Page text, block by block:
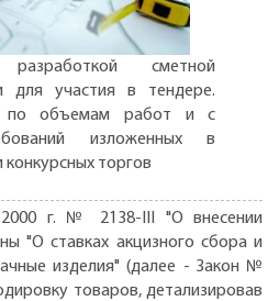
разработкой сметной
для участия в тендере.
по объемам работ и с
изложенных в
торгов
г. № 2138-III "О внесении
"О ставках акцизного сбора и
изделия" (далее - Закон №
товаров, детализировав